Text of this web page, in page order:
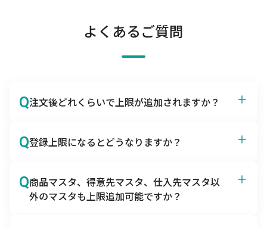
よくあるご質問
Q注文後どれくらいで上限が追加されますか？
Q登録上限になるとどうなりますか？
Q商品マスタ、得意先マスタ、仕入先マスタ以
外のマスタも上限追加可能ですか？